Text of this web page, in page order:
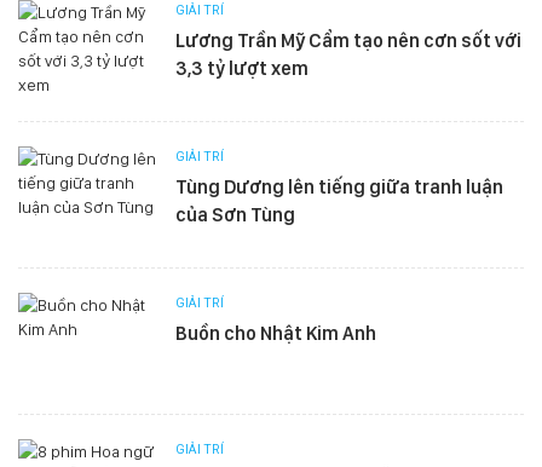
GIẢI TRÍ
Lương Trần Mỹ Cẩm tạo nên cơn sốt với
3,3 tỷ lượt xem
GIẢI TRÍ
Tùng Dương lên tiếng giữa tranh luận
của Sơn Tùng
GIẢI TRÍ
Buồn cho Nhật Kim Anh
GIẢI TRÍ